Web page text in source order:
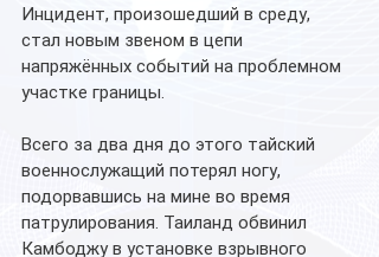
Инцидент, произошедший в среду,
стал новым звеном в цепи
напряжённых событий на проблемном
участке границы.
Всего за два дня до этого тайский
военнослужащий потерял ногу,
подорвавшись на мине во время
патрулирования. Таиланд обвинил
Камбоджу в установке взрывного